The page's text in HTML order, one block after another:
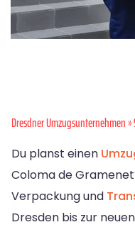
Dresdner Umzugsunternehmen»
Du planst einen
Coloma de
Verpackung und
Dresden bis zur